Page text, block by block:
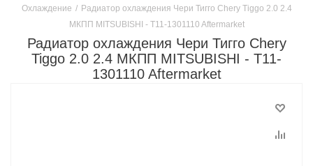
Охлаждение / Радиатор охлаждения Чери Тигго Chery Tiggo 2.0 2.4
МКПП MITSUBISHI - T11-1301110 Aftermarket
Радиатор охлаждения Чери Тигго Chery
Tiggo 2.0 2.4 МКПП MITSUBISHI - T11-
1301110 Aftermarket